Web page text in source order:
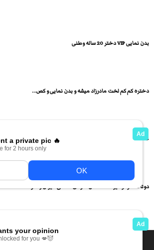
بدن نمایی VIP دختر 20 ساله وطنی
دختره کم کم لخت مادرزاد میشه و بدن نمایی و کص...
عکس های سکسی شوهر بی غیرت که از زن جذابش پخش...
دوتا دختر تو لایو لخت شدن حرفای سکسی میزنن و خود...